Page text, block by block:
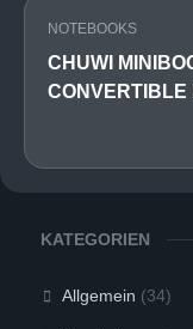
NOTEBOOKS
CHUWI
CONVERTIBLE
KATEGORIEN
Allgemein (34)